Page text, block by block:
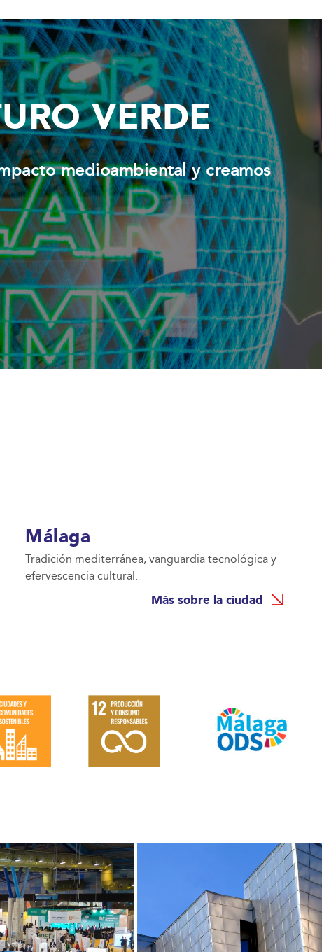
VERDE
medioambiental y creamos
Málaga
Tradición mediterránea, vanguardia tecnológica y
efervescencia cultural.
Más sobre la ciudad